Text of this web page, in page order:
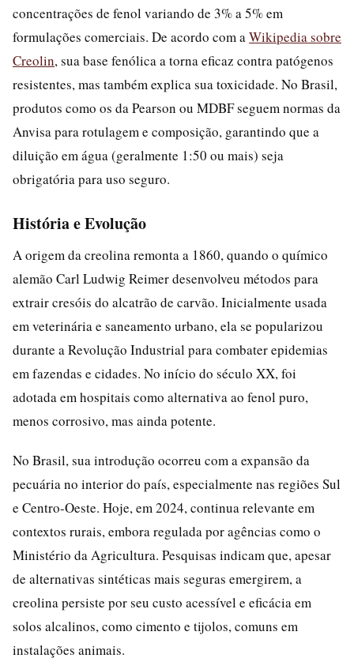
concentrações de fenol variando de 3% a 5% em
formulações comerciais. De acordo com aWikipedia sobre
Creolin, sua base fenólica a torna eficaz contra patógenos
resistentes, mas também explica sua toxicidade. No Brasil,
produtos como os da Pearson ou MDBF seguem normas da
Anvisa para rotulagem e composição, garantindo que a
diluição em água (geralmente 1:50 ou mais) seja
obrigatória para uso seguro.
História e Evolução
A origem da creolina remonta a 1860, quando o químico
alemão Carl Ludwig Reimer desenvolveu métodos para
extrair cresóis do alcatrão de carvão. Inicialmente usada
em veterinária e saneamento urbano, ela se popularizou
durante a Revolução Industrial para combater epidemias
em fazendas e cidades. No início do século XX, foi
adotada em hospitais como alternativa ao fenol puro,
menos corrosivo, mas ainda potente.
No Brasil, sua introdução ocorreu com a expansão da
pecuária no interior do país, especialmente nas regiões Sul
e Centro-Oeste. Hoje, em 2024, continua relevante em
contextos rurais, embora regulada por agências como o
Ministério da Agricultura. Pesquisas indicam que, apesar
de alternativas sintéticas mais seguras emergirem, a
creolina persiste por seu custo acessível e eficácia em
solos alcalinos, como cimento e tijolos, comuns em
instalações animais.